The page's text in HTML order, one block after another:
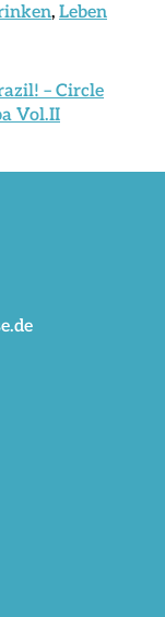
, Leben
– Circle
Vol.II